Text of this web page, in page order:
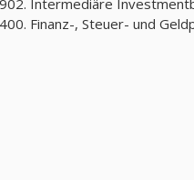
Intermediäre
Finanz-, Steuer- und